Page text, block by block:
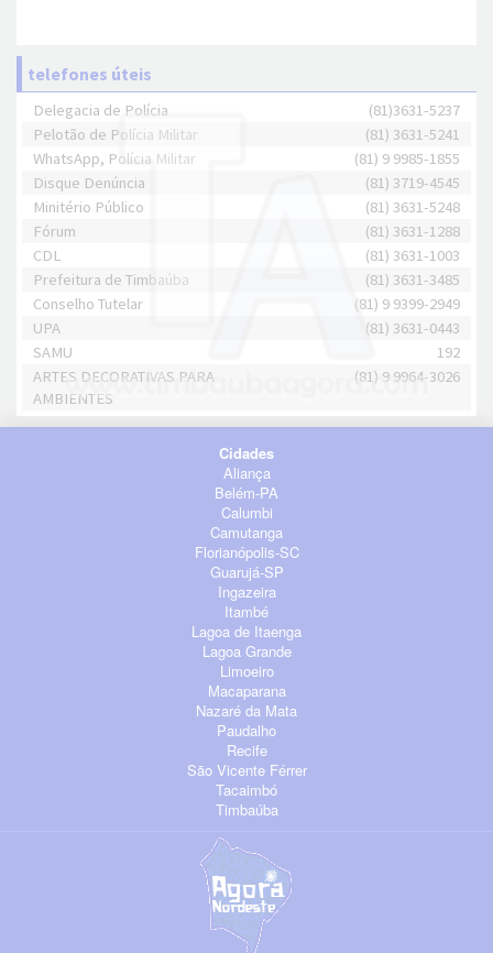
telefones úteis
Delegacia de Polícia
(81)3631-5237
Pelotão de Polícia Militar
(81) 3631-5241
WhatsApp, Polícia Militar
(81) 9 9985-1855
Disque Denúncia
(81) 3719-4545
Minitério Público
(81) 3631-5248
Fórum
(81) 3631-1288
CDL
(81) 3631-1003
Prefeitura de Timbaúba
(81) 3631-3485
Conselho Tutelar
(81) 9 9399-2949
UPA
(81) 3631-0443
SAMU
192
ARTES DECORATIVAS PARA
AMBIENTES
(81) 9 9964-3026
Cidades
Aliança
Belém-PA
Calumbi
Camutanga
Florianópolis-SC
Guarujá-SP
Ingazeira
Itambé
Lagoa de Itaenga
Lagoa Grande
Limoeiro
Macaparana
Nazaré da Mata
Paudalho
Recife
São Vicente Férrer
Tacaimbó
Timbaúba